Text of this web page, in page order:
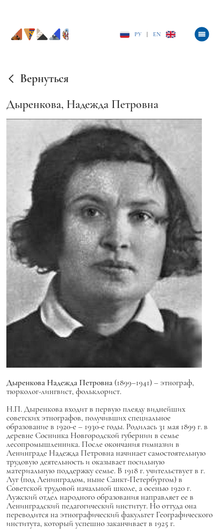
РУ EN
Вернуться
Дыренкова, Надежда Петровна
Дыренкова Надежда Петровна (1899–1941) – этнограф,
тюрколог-лингвист, фольклорист.
Н.П. Дыренкова входит в первую плеяду виднейших
советских этнографов, получивших специальное
образование в 1920-е – 1930-е годы. Родилась 31 мая 1899 г. в
деревне Соснинка Новгородской губернии в семье
лесопромышленника. После окончания гимназии в
Ленинграде Надежда Петровна начинает самостоятельную
трудовую деятельность и оказывает посильную
материальную поддержку семье. В 1918 г. учительствует в г.
Луг (под Ленинградом, ныне Санкт-Петербургом) в
Советской трудовой начальной школе, а осенью 1920 г.
Лужский отдел народного образования направляет ее в
Ленинградский педагогический институт. Но оттуда она
переводится на этнографический факультет Географического
института, который успешно заканчивает в 1925 г.